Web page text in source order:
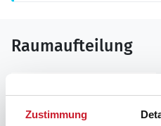
Zustimmung
Raumaufteilung